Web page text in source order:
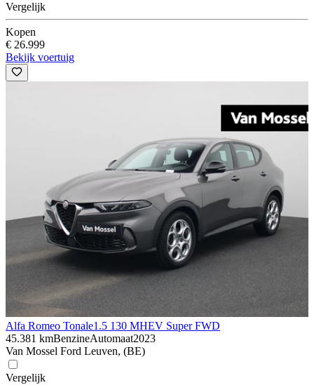
Vergelijk
Kopen
€ 26.999
Bekijk voertuig
Alfa Romeo Tonale1.5 130 MHEV Super FWD
45.381 kmBenzineAutomaat2023
Van Mossel Ford Leuven, (BE)
Vergelijk